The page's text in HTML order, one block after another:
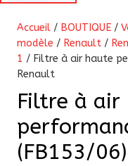
Accueil / BOUTIQUE /
modèle / Renault /
1 / Filtre à air haute
Renault
Filtre à air
(FB153/